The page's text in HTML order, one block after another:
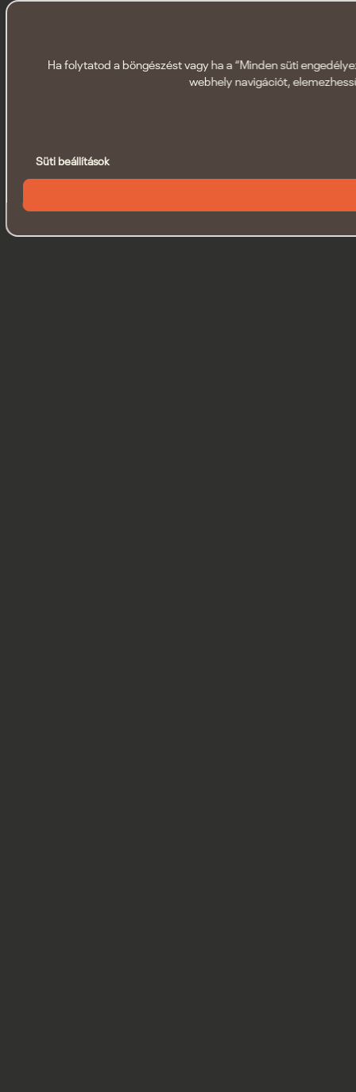
Ha folytatod a böngészést vagy ha a “Minden süti
webhely navigációt,
Süti beállítások